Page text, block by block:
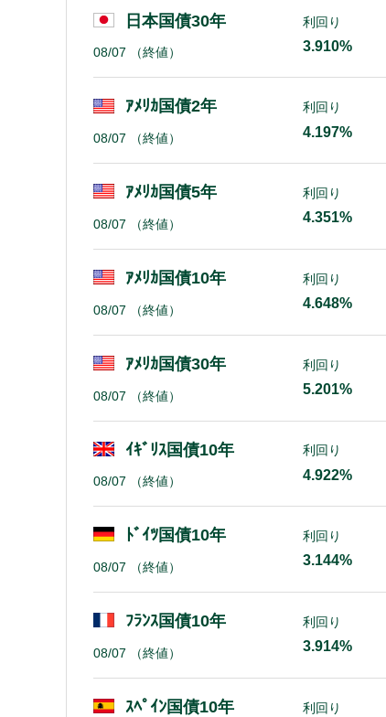
日本国債30年
08/07 （終値）
利回り
3.910%
ｱﾒﾘｶ国債2年
08/07 （終値）
利回り
4.197%
ｱﾒﾘｶ国債5年
08/07 （終値）
利回り
4.351%
ｱﾒﾘｶ国債10年
08/07 （終値）
利回り
4.648%
ｱﾒﾘｶ国債30年
08/07 （終値）
利回り
5.201%
ｲｷﾞﾘｽ国債10年
08/07 （終値）
利回り
4.922%
ﾄﾞｲﾂ国債10年
08/07 （終値）
利回り
3.144%
ﾌﾗﾝｽ国債10年
08/07 （終値）
利回り
3.914%
ｽﾍﾟｲﾝ国債10年 利回り